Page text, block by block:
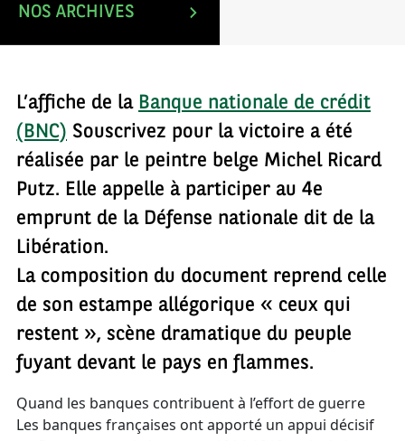
NOS ARCHIVES
L’affiche de la Banque nationale de crédit
(BNC) Souscrivez pour la victoire a été
réalisée par le peintre belge Michel Ricard
Putz. Elle appelle à participer au 4e
emprunt de la Défense nationale dit de la
Libération.
La composition du document reprend celle
de son estampe allégorique « ceux qui
restent », scène dramatique du peuple
fuyant devant le pays en flammes.
Quand les banques contribuent à l’effort de guerre
Les banques françaises ont apporté un appui décisif